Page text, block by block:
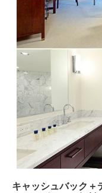
キャッシュバック＋